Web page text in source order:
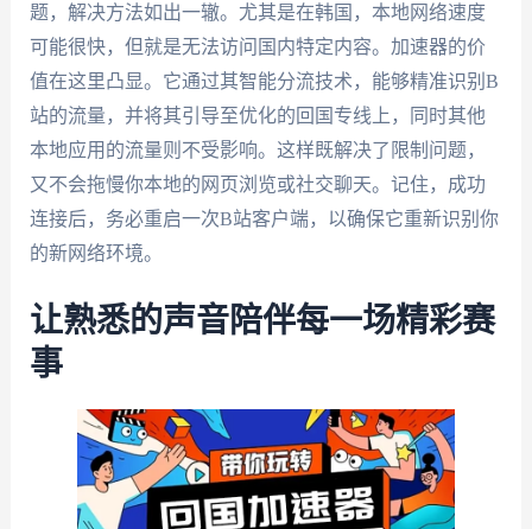
题，解决方法如出一辙。尤其是在韩国，本地网络速度
可能很快，但就是无法访问国内特定内容。加速器的价
值在这里凸显。它通过其智能分流技术，能够精准识别B
站的流量，并将其引导至优化的回国专线上，同时其他
本地应用的流量则不受影响。这样既解决了限制问题，
又不会拖慢你本地的网页浏览或社交聊天。记住，成功
连接后，务必重启一次B站客户端，以确保它重新识别你
的新网络环境。
让熟悉的声音陪伴每一场精彩赛
事